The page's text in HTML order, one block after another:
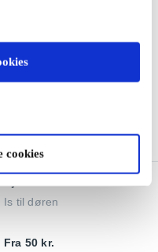
cookies
Is til døren
Fra 50 kr.